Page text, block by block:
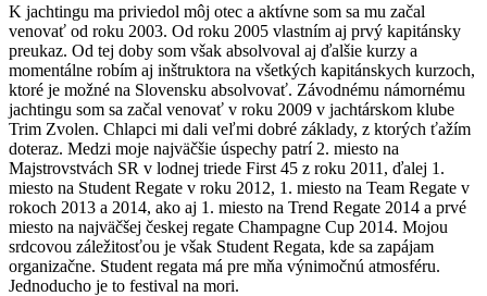
K jachtingu ma priviedol môj otec a aktívne som sa mu začal
venovať od roku 2003. Od roku 2005 vlastním aj prvý kapitánsky
preukaz. Od tej doby som však absolvoval aj ďalšie kurzy a
momentálne robím aj inštruktora na všetkých kapitánskych kurzoch,
ktoré je možné na Slovensku absolvovať. Závodnému námornému
jachtingu som sa začal venovať v roku 2009 v jachtárskom klube
Trim Zvolen. Chlapci mi dali veľmi dobré základy, z ktorých ťažím
doteraz. Medzi moje najväčšie úspechy patrí 2. miesto na
Majstrovstvách SR v lodnej triede First 45 z roku 2011, ďalej 1.
miesto na Student Regate v roku 2012, 1. miesto na Team Regate v
rokoch 2013 a 2014, ako aj 1. miesto na Trend Regate 2014 a prvé
miesto na najväčšej českej regate Champagne Cup 2014. Mojou
srdcovou záležitosťou je však Student Regata, kde sa zapájam
organizačne. Student regata má pre mňa výnimočnú atmosféru.
Jednoducho je to festival na mori.